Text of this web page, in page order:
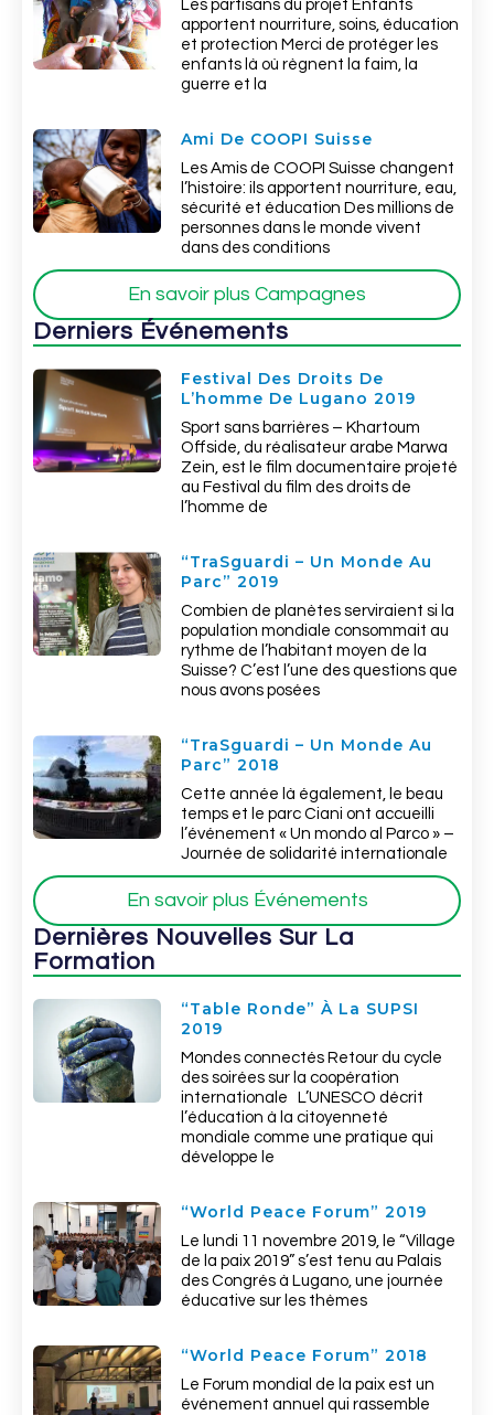
Les partisans du projet Enfants
apportent nourriture, soins, éducation
et protection Merci de protéger les
enfants là où règnent la faim, la
guerre et la
Ami De COOPI Suisse
Les Amis de COOPI Suisse changent
l’histoire: ils apportent nourriture, eau,
sécurité et éducation Des millions de
personnes dans le monde vivent
dans des conditions
En savoir plus Campagnes
Derniers Événements
Festival Des Droits De
L’homme De Lugano 2019
Sport sans barrières – Khartoum
Offside, du réalisateur arabe Marwa
Zein, est le film documentaire projeté
au Festival du film des droits de
l’homme de
“TraSguardi – Un Monde Au
Parc” 2019
Combien de planètes serviraient si la
population mondiale consommait au
rythme de l’habitant moyen de la
Suisse? C’est l’une des questions que
nous avons posées
“TraSguardi – Un Monde Au
Parc” 2018
Cette année là également, le beau
temps et le parc Ciani ont accueilli
l’événement « Un mondo al Parco » –
Journée de solidarité internationale
En savoir plus Événements
Dernières Nouvelles Sur La
Formation
“Table Ronde” À La SUPSI
2019
Mondes connectés Retour du cycle
des soirées sur la coopération
internationale L’UNESCO décrit
l’éducation à la citoyenneté
mondiale comme une pratique qui
développe le
“World Peace Forum” 2019
Le lundi 11 novembre 2019, le “Village
de la paix 2019” s’est tenu au Palais
des Congrés à Lugano, une journée
éducative sur les thèmes
“World Peace Forum” 2018
Le Forum mondial de la paix est un
événement annuel qui rassemble